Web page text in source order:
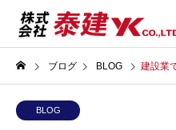
ブログ BLOG 建設業
BLOG